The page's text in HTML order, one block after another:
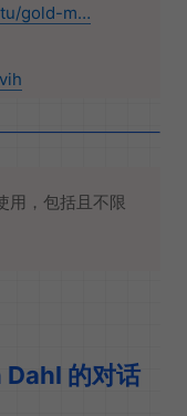
gold-m…
用，包括且不限
的对话